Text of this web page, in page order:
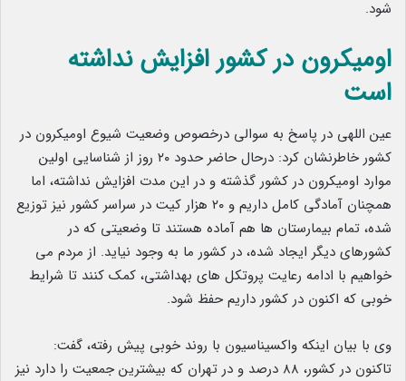
شود.
اومیکرون در کشور افزایش نداشته
است
عین اللهی در پاسخ به سوالی درخصوص وضعیت شیوع اومیکرون در
کشور خاطرنشان کرد: درحال حاضر حدود ۲۰ روز از شناسایی اولین
موارد اومیکرون در کشور گذشته و در این مدت افزایش نداشته، اما
همچنان آمادگی کامل داریم و ۲۰ هزار کیت در سراسر کشور نیز توزیع
شده، تمام بیمارستان ها هم آماده هستند تا وضعیتی که در
کشورهای دیگر ایجاد شده، در کشور ما به وجود نیاید. از مردم می
خواهیم با ادامه رعایت پروتکل های بهداشتی، کمک کنند تا شرایط
خوبی که اکنون در کشور داریم حفظ شود.
وی با بیان اینکه واکسیناسیون با روند خوبی پیش رفته، گفت:
تاکنون در کشور، ۸۸ درصد و در تهران که بیشترین جمعیت را دارد نیز